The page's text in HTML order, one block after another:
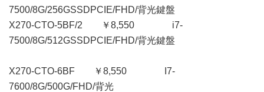
7500/8G/256GSSDPCIE/FHD/背光鍵盤
X270-CTO-5BF/2 ￥8,550 i7-
7500/8G/512GSSDPCIE/FHD/背光鍵盤
X270-CTO-6BF ￥8,550 I7-
7600/8G/500G/FHD/背光